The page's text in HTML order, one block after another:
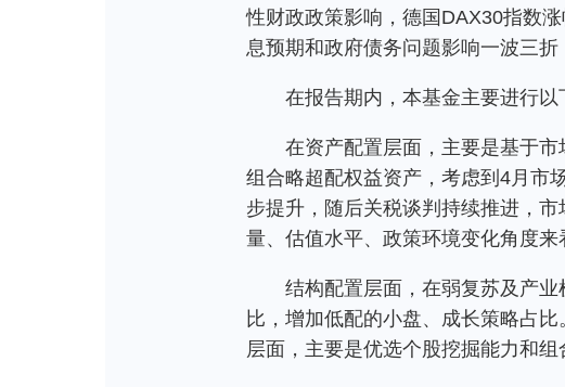
性财政政策影响，德国DAX30指数
息预期和政府债务问题影响一波三折
在报告期内，本基金主要进行以
在资产配置层面，主要是基于
组合略超配权益资产，考虑到4月市
步提升，随后关税谈判持续推进，
量、估值水平、政策环境变化角度来
结构配置层面，在弱复苏及产
比，增加低配的小盘、成长策略占
层面，主要是优选个股挖掘能力和